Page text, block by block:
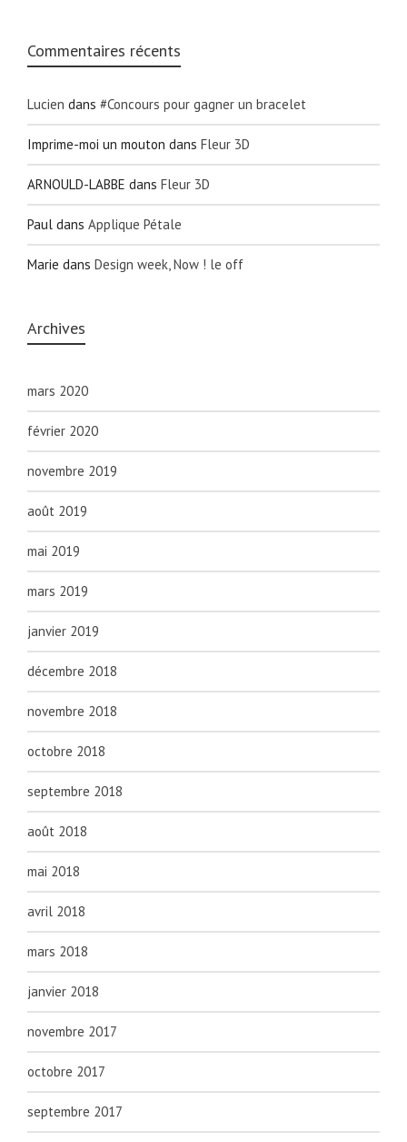
Commentaires récents
Lucien dans #Concours pour gagner un bracelet
Imprime-moi un mouton dans Fleur 3D
ARNOULD-LABBE dans Fleur 3D
Paul dans Applique Pétale
Marie dans Design week, Now ! le off
Archives
mars 2020
février 2020
novembre 2019
août 2019
mai 2019
mars 2019
janvier 2019
décembre 2018
novembre 2018
octobre 2018
septembre 2018
août 2018
mai 2018
avril 2018
mars 2018
janvier 2018
novembre 2017
octobre 2017
septembre 2017